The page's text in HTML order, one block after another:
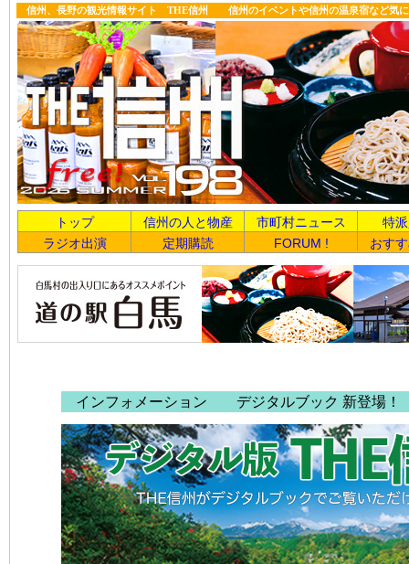
信州、長野の観光情報サイト THE信州 信州のイベントや信州の温泉宿など気に
トップ 信州の人と物産 市町村ニュース
特
ラジオ出演
定期購読 FORUM ! おす
インフォメーション デジタルブック 新登場！